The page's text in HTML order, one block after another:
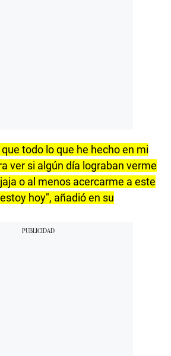
todo lo que he hecho en mi
ver si algún día lograban verme
o al menos acercarme a este
hoy", añadió en su